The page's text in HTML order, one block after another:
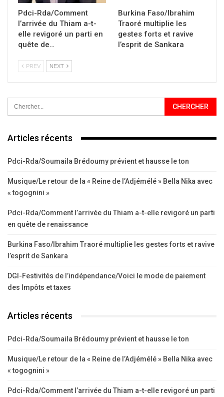
Pdci-Rda/Comment
l’arrivée du Thiam a-t-
elle revigoré un parti en
quête de…
Burkina Faso/Ibrahim
Traoré multiplie les
gestes forts et ravive
l’esprit de Sankara
PREV NEXT
Articles récents
Pdci-Rda/Soumaila Brédoumy prévient et hausse le ton
Musique/Le retour de la « Reine de l’Adjémélé » Bella Nika avec
« togognini »
Pdci-Rda/Comment l’arrivée du Thiam a-t-elle revigoré un parti
en quête de renaissance
Burkina Faso/Ibrahim Traoré multiplie les gestes forts et ravive
l’esprit de Sankara
DGI-Festivités de l’indépendance/Voici le mode de paiement
des Impôts et taxes
Articles récents
Pdci-Rda/Soumaila Brédoumy prévient et hausse le ton
Musique/Le retour de la « Reine de l’Adjémélé » Bella Nika avec
« togognini »
Pdci-Rda/Comment l’arrivée du Thiam a-t-elle revigoré un parti